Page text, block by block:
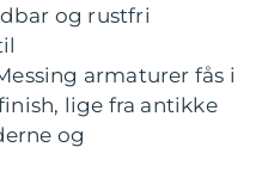
og rustfri
armaturer fås i
lige fra antikke
og